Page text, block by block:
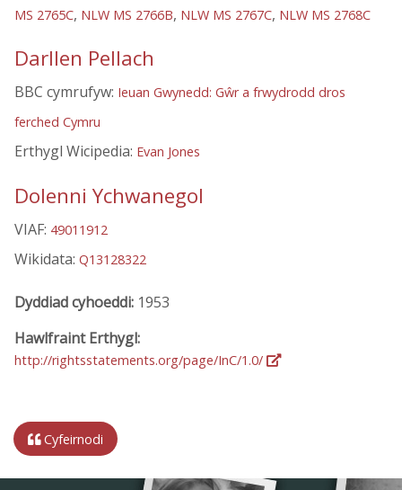
MS 2765C, NLW MS 2766B, NLW MS 2767C, NLW MS 2768C
Darllen Pellach
BBC cymrufyw: Ieuan Gwynedd: Gŵr a frwydrodd dros
ferched Cymru
Erthygl Wicipedia: Evan Jones
Dolenni Ychwanegol
VIAF: 49011912
Wikidata: Q13128322
Dyddiad cyhoeddi: 1953
Hawlfraint Erthygl:
http://rightsstatements.org/page/InC/1.0/
Cyfeirnodi